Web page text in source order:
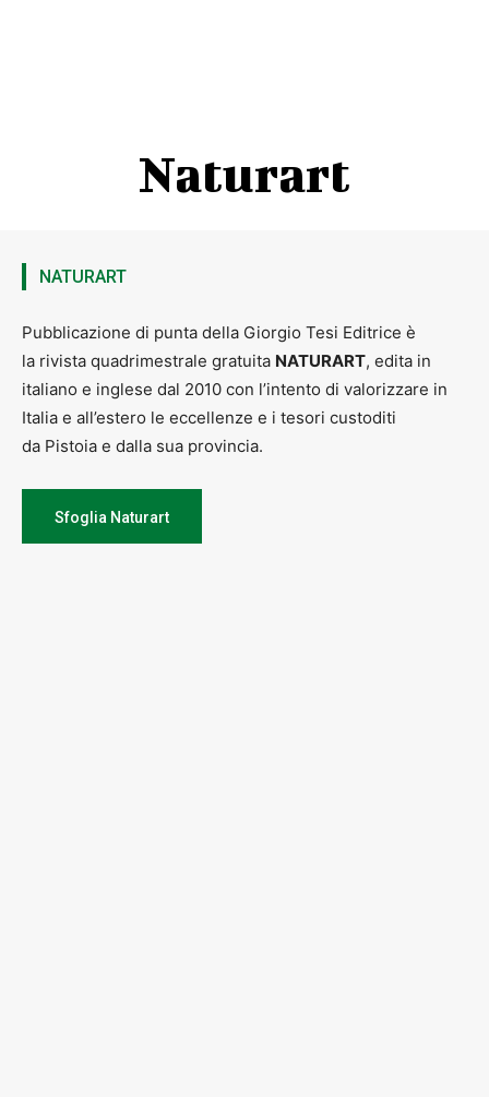
Naturart
NATURART
Pubblicazione di punta della Giorgio Tesi Editrice è
la rivista quadrimestrale gratuita NATURART, edita in
italiano e inglese dal 2010 con l’intento di valorizzare in
Italia e all’estero le eccellenze e i tesori custoditi
da Pistoia e dalla sua provincia.
Sfoglia Naturart